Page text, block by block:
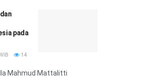
pada
14
Mahmud Mattalitti